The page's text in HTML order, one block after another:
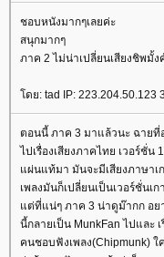
ชอบหนังมากๆเลยค่ะ
สนุกมากๆ
ภาค 2 ไม่น่าเปลี่ยนเสียงชิพมั้ง
ดย: tad IP: 223.204.50.123
ตอนนี้ ภาค 3 มาแล้วนะ ฉายที่
ไปเรื่องเสียงภาคไทย เวอร์ชั่น
ผ่นแท้มา มันจะมีเสียงภาษาเ
เพลงมันก็เปลี่ยนเป็นเวอร์ชั่นเ
ต่ที่แน่ๆ ภาค 3 น่าดูม๊ากก อยา
นี้กลายเป็น MunkFan ไปและ
คนชอบฟังเพลง(Chipmunk) ใ